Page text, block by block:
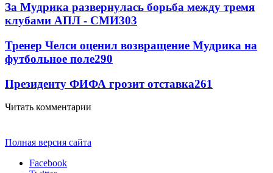
За Мудрика развернулась борьба между тремя
клубами АПЛ - СМИ303
Тренер Челси оценил возвращение Мудрика на
футбольное поле290
Президенту ФИФА грозит отставка261
Читать комментарии
Полная версия сайта
Facebook